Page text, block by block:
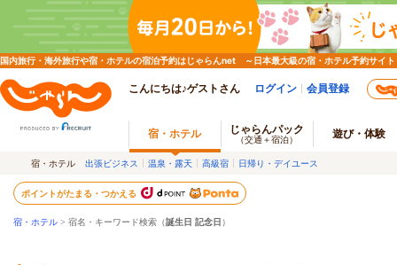
国内旅行・海外旅行や宿・ホテルの宿泊予約はじゃらんnet ～日本最大級の宿・ホテル予約サイト
こんにちは♪ゲストさん ログイン 会員登録
宿・ホテル じゃらんパック
（交通＋宿泊） 遊び・体験
宿・ホテル 出張ビジネス 温泉・露天 高級宿 日帰り・デイユース
ポイントがたまる・つかえる
宿・ホテル > 宿名・キーワード検索（誕生日 記念日 ）